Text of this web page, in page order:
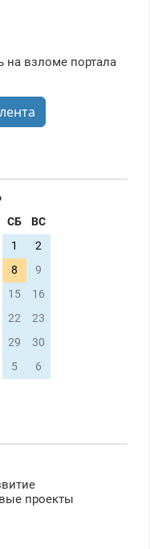
на взломе портала
СБ
ВС
1
2
8
9
15
16
22
23
29
30
5 6
проекты